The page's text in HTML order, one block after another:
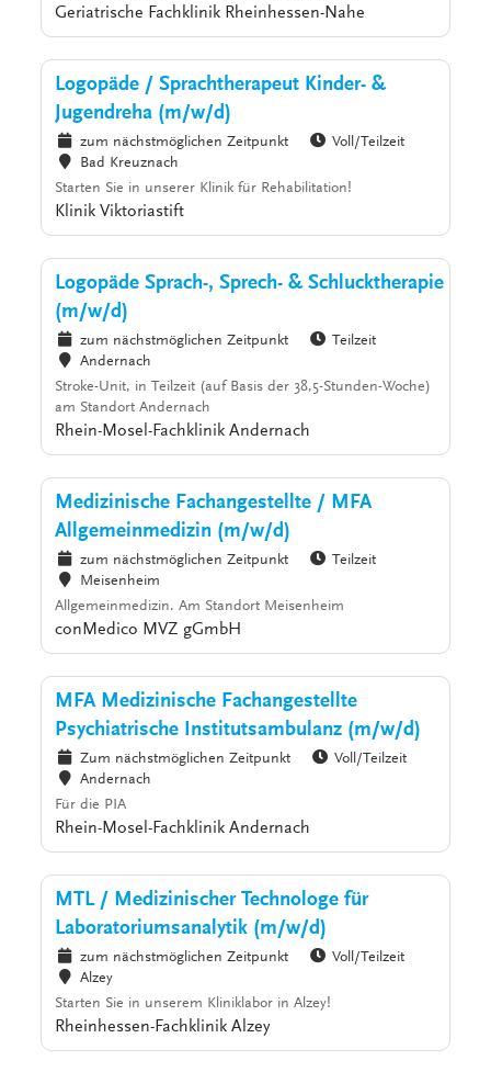
Geriatrische Fachklinik Rheinhessen-Nahe
Logopäde / Sprachtherapeut Kinder- &
Jugendreha (m/w/d)
zum nächstmöglichen Zeitpunkt
Voll/Teilzeit
Bad Kreuznach
Starten Sie in unserer Klinik für Rehabilitation!
Klinik Viktoriastift
Logopäde Sprach-, Sprech- & Schlucktherapie
(m/w/d)
zum nächstmöglichen Zeitpunkt
Teilzeit
Andernach
Stroke-Unit, in Teilzeit (auf Basis der 38,5-Stunden-Woche)
am Standort Andernach
Rhein-Mosel-Fachklinik Andernach
Medizinische Fachangestellte / MFA
Allgemeinmedizin (m/w/d)
zum nächstmöglichen Zeitpunkt
Teilzeit
Meisenheim
Allgemeinmedizin. Am Standort Meisenheim
conMedico MVZ gGmbH
MFA Medizinische Fachangestellte
Psychiatrische Institutsambulanz (m/w/d)
Zum nächstmöglichen Zeitpunkt
Voll/Teilzeit
Andernach
Für die PIA
Rhein-Mosel-Fachklinik Andernach
MTL / Medizinischer Technologe für
Laboratoriumsanalytik (m/w/d)
zum nächstmöglichen Zeitpunkt
Voll/Teilzeit
Alzey
Starten Sie in unserem Kliniklabor in Alzey!
Rheinhessen-Fachklinik Alzey